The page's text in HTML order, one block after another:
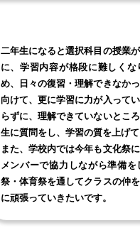
二年生になると選択科目の授業
に、学習内容が格段に難しくな
め、日々の復習・理解できなか
向けて、更に学習に力が入って
らずに、理解できていないとこ
生に質問をし、学習の質を上げて
また、学校内では今年も文化祭
メンバーで協力しながら準備
祭・体育祭を通してクラスの仲
に頑張っていきたいです。